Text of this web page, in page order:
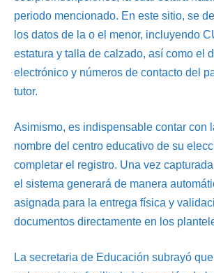
periodo mencionado. En este sitio, se
los datos de la o el menor, incluyendo
estatura y talla de calzado, así como el
electrónico y números de contacto del
tutor.
Asimismo, es indispensable contar con
nombre del centro educativo de su
completar el registro. Una vez
el sistema generará de manera
asignada para la entrega física y
documentos directamente en los
La secretaria de Educación subrayó